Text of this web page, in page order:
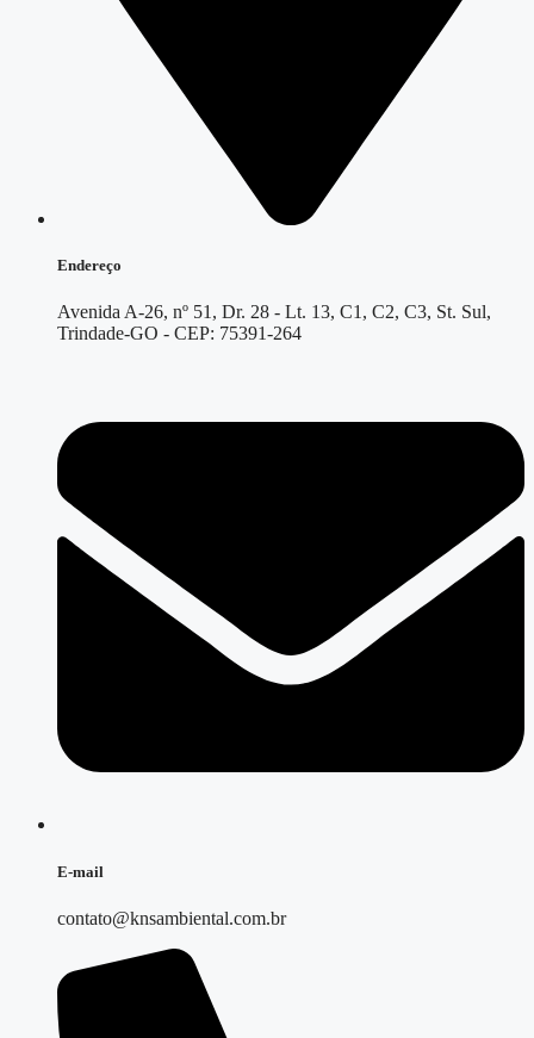
Endereço
Avenida A-26, nº 51, Dr. 28 - Lt. 13, C1, C2, C3, St. Sul,
Trindade-GO - CEP: 75391-264
E-mail
contato@knsambiental.com.br